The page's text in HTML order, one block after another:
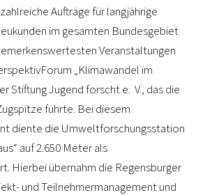
Aufträge für langjährige
im gesamten Bundesgebiet
Veranstaltungen
„Klimawandel im
Stiftung Jugend forscht e. V., das die
führte. Bei diesem
diente die Umweltforschungsstation
auf 2.650 Meter als
Hierbei übernahm die Regensburger
und Teilnehmermanagement und